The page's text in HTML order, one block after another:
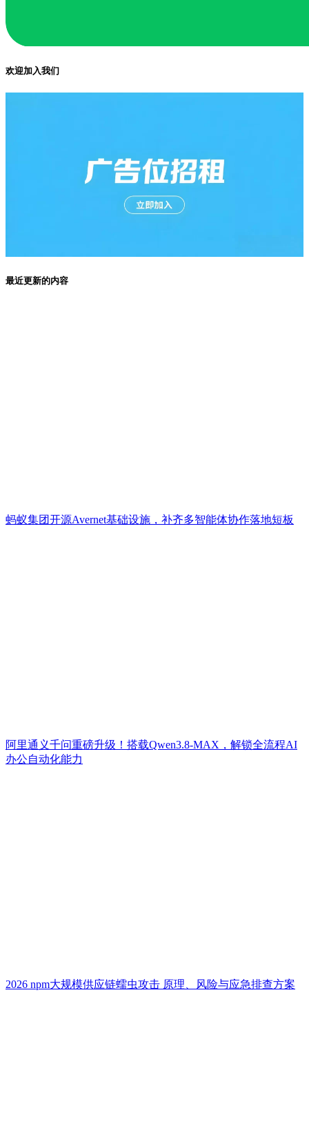
欢迎加入我们
最近更新的内容
蚂蚁集团开源Avernet基础设施，补齐多智能体协作落地短板
阿里通义千问重磅升级！搭载Qwen3.8-MAX，解锁全流程AI
办公自动化能力
2026 npm大规模供应链蠕虫攻击 原理、风险与应急排查方案